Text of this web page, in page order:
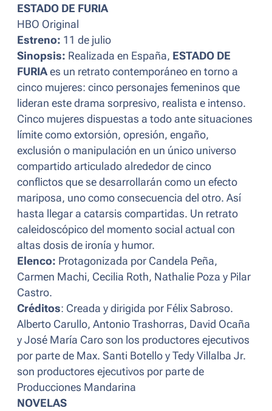
ESTADO DE FURIA
HBO Original
Estreno: 11 de julio
Sinopsis: Realizada en España, ESTADO DE
FURIAes un retrato contemporáneo en torno a
cinco mujeres: cinco personajes femeninos que
lideran este drama sorpresivo, realista e intenso.
Cinco mujeres dispuestas a todo ante situaciones
límite como extorsión, opresión, engaño,
exclusión o manipulación en un único universo
compartido articulado alrededor de cinco
conflictos que se desarrollarán como un efecto
mariposa, uno como consecuencia del otro. Así
hasta llegar a catarsis compartidas. Un retrato
caleidoscópico del momento social actual con
altas dosis de ironía y humor.
Elenco: Protagonizada por Candela Peña,
Carmen Machi, Cecilia Roth, Nathalie Poza y Pilar
Castro.
Créditos: Creada y dirigida por Félix Sabroso.
Alberto Carullo, Antonio Trashorras, David Ocaña
y José María Caro son los productores ejecutivos
por parte de Max. Santi Botello y Tedy Villalba Jr.
son productores ejecutivos por parte de
Producciones Mandarina
NOVELAS